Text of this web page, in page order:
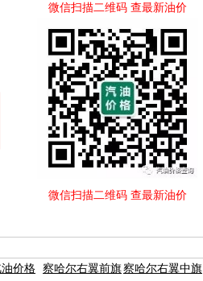
微信扫描二维码 查最新油价
微信扫描二维码 查最新油价
价格 察哈尔右翼前旗察哈尔右翼中旗